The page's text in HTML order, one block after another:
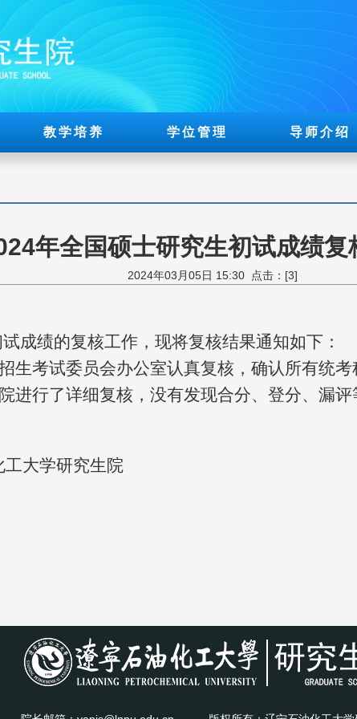
教学培养 学位管理 导师介绍
年全国硕士研究生初试成绩复
2024年03月05日 15:30 点击：[3]
成绩的复核工作，现将复核结果通知如下：
生考试委员会办公室认真复核，确认所有统考
进行了详细复核，没有发现合分、登分、漏评
究生院 2024年